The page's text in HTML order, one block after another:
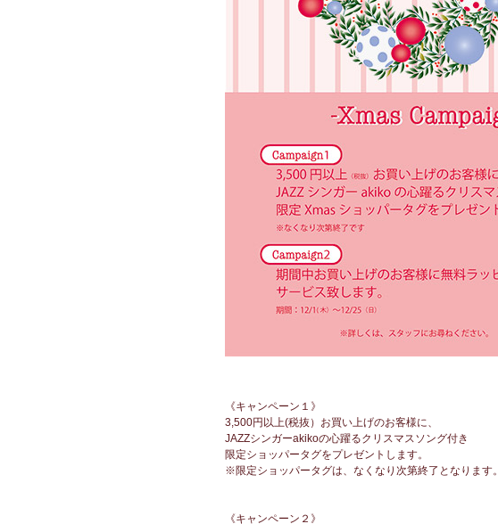
《キャンペーン１》
3,500円以上(税抜）お買い上げのお客様に、
JAZZシンガーakikoの心躍るクリスマスソング付き
限定ショッパータグをプレゼントします。
※限定ショッパータグは、なくなり次第終了となります。
《キャンペーン２》